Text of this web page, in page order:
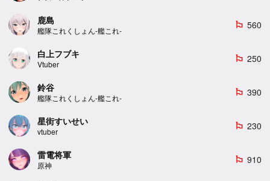
鹿島
艦隊これくしょん-艦これ-
emoji_flags 560
白上フブキ
Vtuber
emoji_flags 250
鈴谷
艦隊これくしょん-艦これ-
emoji_flags 390
星街すいせい
vtuber
emoji_flags 230
雷電将軍
原神
emoji_flags 910